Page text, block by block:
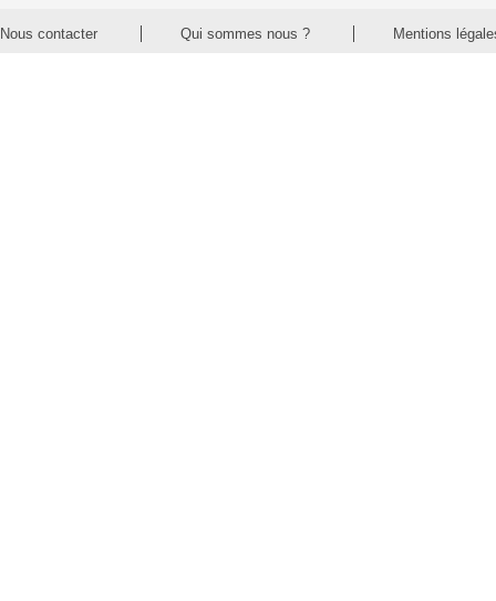
Nous contacter Qui sommes nous ? Mentions